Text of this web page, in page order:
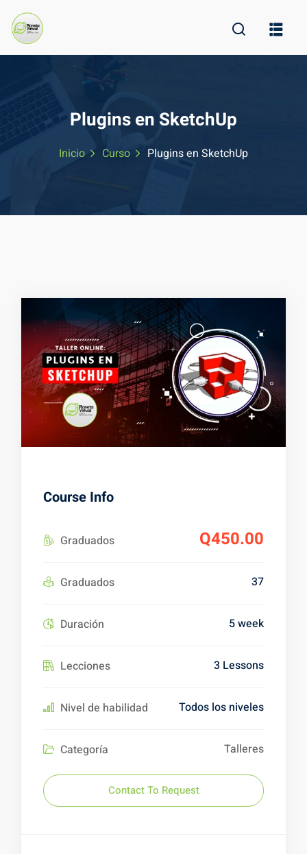
content
Plugins en SketchUp
Inicio Curso Plugins en SketchUp
Course Info
Graduados Q450.00
Graduados 37
Duración 5 week
Lecciones 3 Lessons
Nivel de habilidad Todos los niveles
Categoría Talleres
Contact To Request